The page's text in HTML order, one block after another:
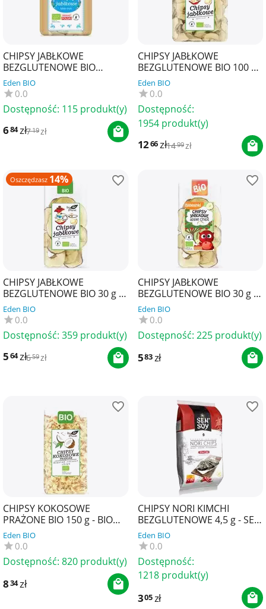
CHIPSY JABŁKOWE
BEZGLUTENOWE BIO
(POLSKA) 50 g - BIO RAJ
Eden BIO
0.0
Dostępność: 115 produkt(y)
684zł719zł
CHIPSY JABŁKOWE
BEZGLUTENOWE BIO 100 g -
BIO PLANET
Eden BIO
0.0
Dostępność:
1954 produkt(y)
1266 zł1499 zł
Oszczędzasz 14%
CHIPSY JABŁKOWE
BEZGLUTENOWE BIO 30 g -
BIO PLANET
Eden BIO
0.0
Dostępność: 359 produkt(y)
564zł659 zł
CHIPSY JABŁKOWE
BEZGLUTENOWE BIO 30 g -
BIOMINKI
Eden BIO
0.0
Dostępność: 225 produkt(y)
583zł
CHIPSY KOKOSOWE
PRAŻONE BIO 150 g - BIO
PLANET
Eden BIO
0.0
Dostępność: 820 produkt(y)
834zł
CHIPSY NORI KIMCHI
BEZGLUTENOWE 4,5 g - SEN
SOY
Eden BIO
0.0
Dostępność:
1218 produkt(y)
305zł